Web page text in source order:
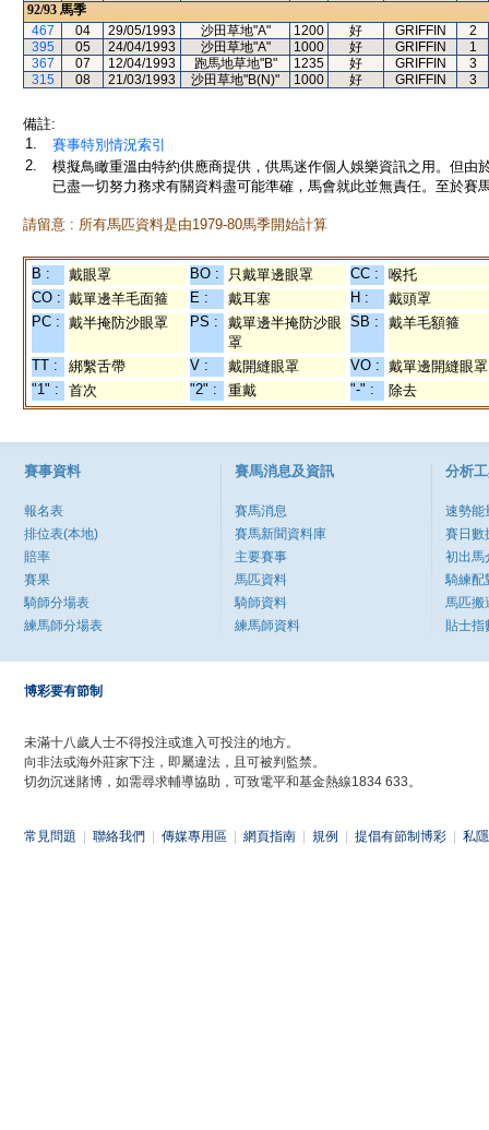
92/93 馬季
467
04 29/05/1993 沙田草地"A" 1200 好 GRIFFIN
2
395
05 24/04/1993 沙田草地"A" 1000 好 GRIFFIN
1
367
07 12/04/1993 跑馬地草地"B" 1235 好 GRIFFIN
3
315
08 21/03/1993 沙田草地"B(N)" 1000 好 GRIFFIN 3
備註:
1.
賽事特別情況索引
2.
模擬鳥瞰重溫由特約供應商提供，供馬迷作個人娛樂資訊之用。但
已盡一切努力務求有關資料盡可能準確，馬會就此並無責任。至於賽
請留意 : 所有馬匹資料是由1979-80馬季開始計算
B : 戴眼罩 BO : 只戴單邊眼罩 CC :
喉托
CO : 戴單邊羊毛面箍 E : 戴耳塞 H :
戴頭罩
PC : 戴半掩防沙眼罩 PS :
戴單邊半掩防沙眼
罩
SB : 戴羊毛額箍
TT : 綁繫舌帶 V : 戴開縫眼罩 VO : 戴單邊開縫眼罩
"1" :
首次 "2" : 重戴 "-" : 除去
賽事資料
報名表
排位表(本地)
賠率
賽果
騎師分場表
練馬師分場表
賽馬消息及資訊
賽馬消息
賽馬新聞資料庫
主要賽事
馬匹資料
騎師資料
練馬師資料
分析
速勢能
賽日數
初出馬
騎練配
馬匹搬
貼士指
博彩要有節制
未滿十八歲人士不得投注或進入可投注的地方。
向非法或海外莊家下注，即屬違法，且可被判監禁。
切勿沉迷賭博，如需尋求輔導協助，可致電平和基金熱線1834 633。
常見問題 聯絡我們 傳媒專用區 網頁指南 規例 提倡有節制博彩 私